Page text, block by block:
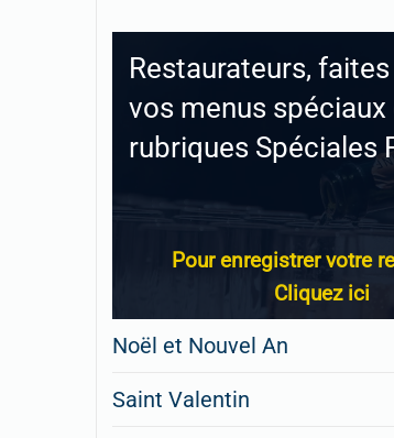
Restaurateurs,
vos menus spéciaux
rubriques Spéciales
Pour enregistrer votre
Cliquez ici
Noël et Nouvel An
Saint Valentin